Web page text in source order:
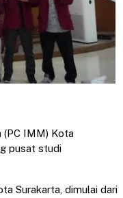
(PC IMM) Kota
pusat studi
Surakarta, dimulai dari